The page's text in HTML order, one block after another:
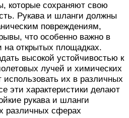
которые сохраняют свою
Рукава и шланги должны
повреждениям,
что особенно важно в
на открытых площадках.
высокой устойчивостью к
лучей и химических
использовать их в различных
эти характеристики делают
рукава и шланги
различных сферах